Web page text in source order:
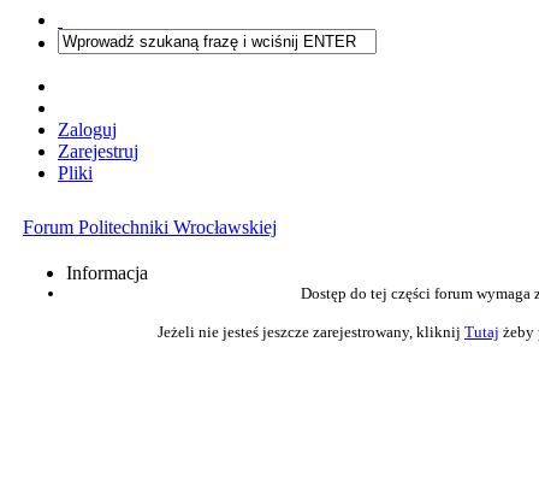
Zaloguj
Zarejestruj
Pliki
Forum Politechniki Wrocławskiej
Informacja
Dostęp do tej części forum wymaga
Jeżeli nie jesteś jeszcze zarejestrowany, kliknij Tutaj żeby